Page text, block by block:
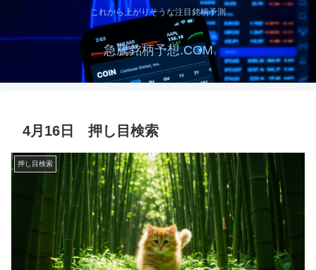
これから上がりそうな注目銘柄予測
急騰銘柄予想.COM
4月16日 押し目検索
押し目検索